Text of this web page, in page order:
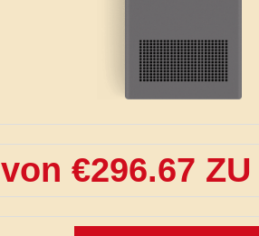
von €296.67